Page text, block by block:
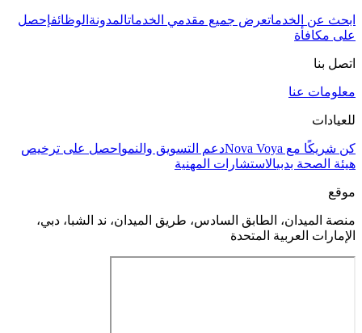
ابحث عن الخدماتعرض جميع مقدمي الخدماتالمدونة الوظائفإحصل
على مكافأة
اتصل بنا
معلومات عنا
للعيادات
كن شريكًا مع Nova Voya دعم التسويق والنمو احصل على ترخيص
هيئة الصحة بدبيالاستشارات المهنية
موقع
منصة الميدان، الطابق السادس، طريق الميدان، ند الشبا، دبي،
الإمارات العربية المتحدة